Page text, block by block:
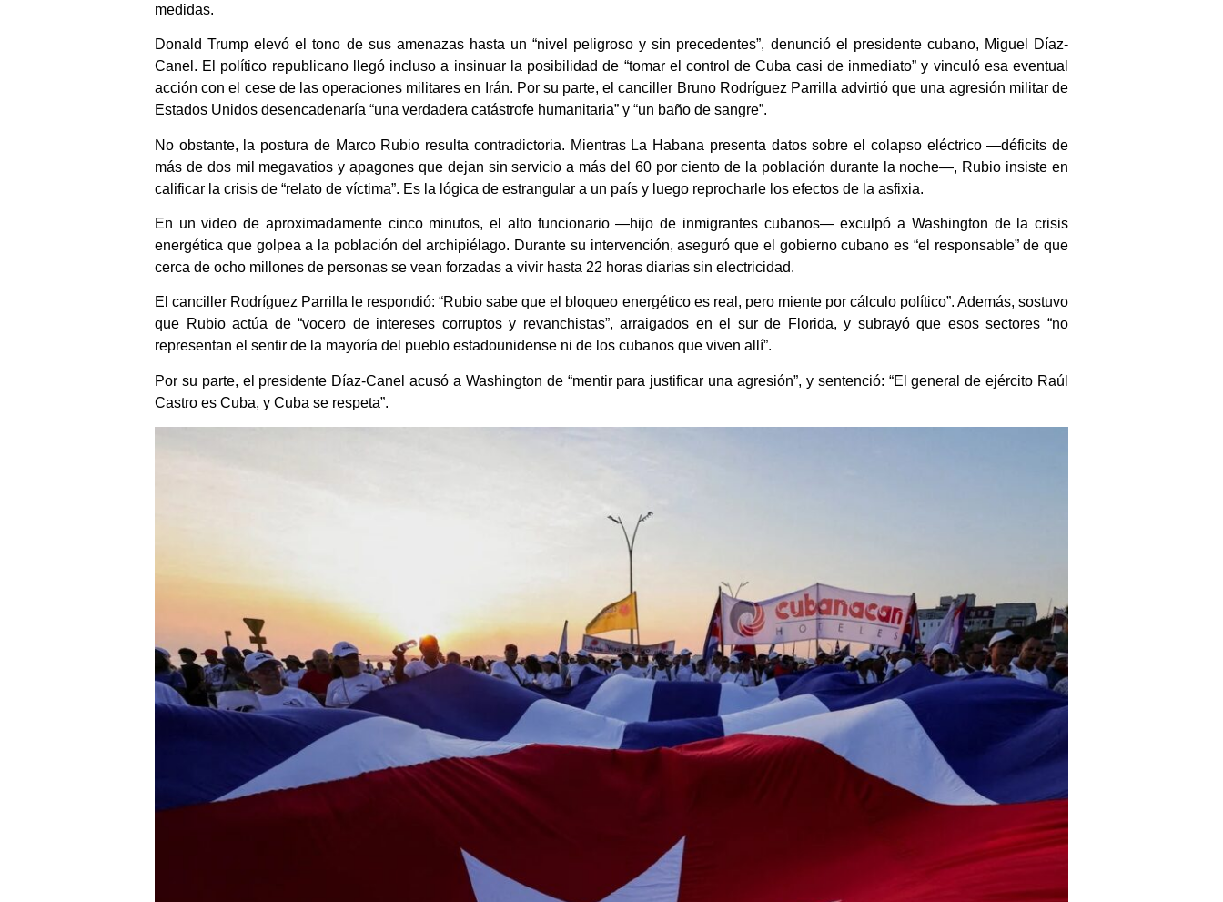
medidas.
Donald Trump elevó el tono de sus amenazas hasta un “nivel peligroso y sin precedentes”, denunció el presidente cubano, Miguel Díaz-
Canel. El político republicano llegó incluso a insinuar la posibilidad de “tomar el control de Cuba casi de inmediato” y vinculó esa eventual
acción con el cese de las operaciones militares en Irán. Por su parte, el canciller Bruno Rodríguez Parrilla advirtió que una agresión militar de
Estados Unidos desencadenaría “una verdadera catástrofe humanitaria” y “un baño de sangre”.
No obstante, la postura de Marco Rubio resulta contradictoria. Mientras La Habana presenta datos sobre el colapso eléctrico —déficits de
más de dos mil megavatios y apagones que dejan sin servicio a más del 60 por ciento de la población durante la noche—, Rubio insiste en
calificar la crisis de “relato de víctima”. Es la lógica de estrangular a un país y luego reprocharle los efectos de la asfixia.
En un video de aproximadamente cinco minutos, el alto funcionario —hijo de inmigrantes cubanos— exculpó a Washington de la crisis
energética que golpea a la población del archipiélago. Durante su intervención, aseguró que el gobierno cubano es “el responsable” de que
cerca de ocho millones de personas se vean forzadas a vivir hasta 22 horas diarias sin electricidad.
El canciller Rodríguez Parrilla le respondió: “Rubio sabe que el bloqueo energético es real, pero miente por cálculo político”. Además, sostuvo
que Rubio actúa de “vocero de intereses corruptos y revanchistas”, arraigados en el sur de Florida, y subrayó que esos sectores “no
representan el sentir de la mayoría del pueblo estadounidense ni de los cubanos que viven allí”.
Por su parte, el presidente Díaz-Canel acusó a Washington de “mentir para justificar una agresión”, y sentenció: “El general de ejército Raúl
Castro es Cuba, y Cuba se respeta”.